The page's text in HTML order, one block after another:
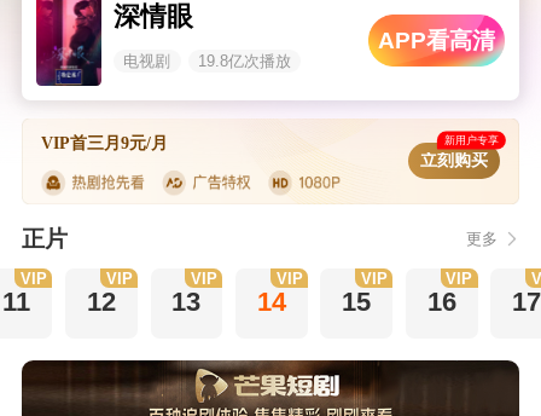
深情眼
电视剧 19.8亿次播放
APP看高清
VIP首三月9元/月 新用户专享
立刻购买
正片 更多
11
VIP
12
VIP
13
VIP
14
VIP
15
VIP
16
VIP
17